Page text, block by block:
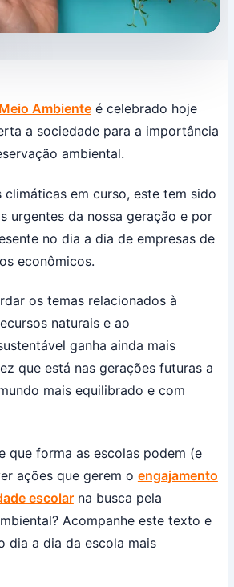
Ambienteé celebrado hoje
a sociedade para a importância
ambiental.
climáticas em curso, este tem sido
urgentes da nossa geração e por
no dia a dia de empresas de
econômicos.
os temas relacionados à
naturais e ao
ganha ainda mais
que está nas gerações futuras a
mais equilibrado e com
que forma as escolas podem (e
ações que gerem o engajamento
escolarna busca pela
Acompanhe este texto e
dia a dia da escola mais